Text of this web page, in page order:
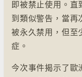
即被禁止使用。
到類似警告，當再
被永久禁用，但至
症。
今次事件揭示了歐